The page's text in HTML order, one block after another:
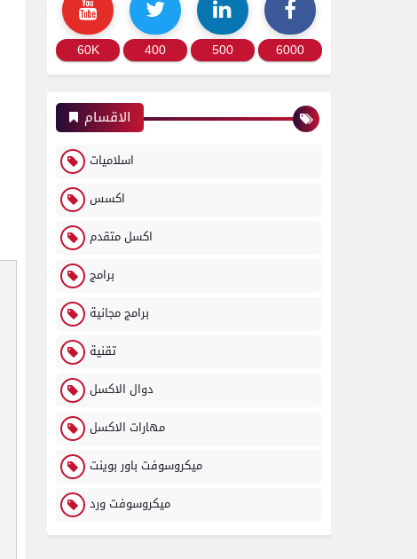
60K 400 500 6000
الاقسام
اسلاميات
اكسس
اكسل متقدم
برامج
برامج مجانية
تقنية
دوال الاكسل
مهارات الاكسل
ميكروسوفت باور بوينت
ميكروسوفت ورد